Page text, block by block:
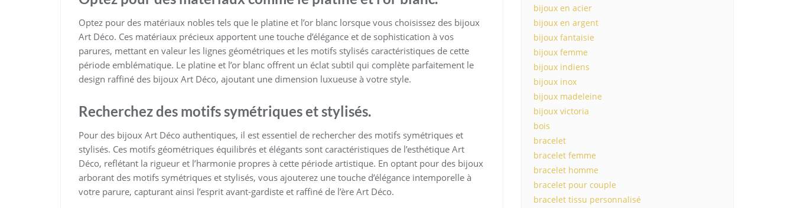
Optez pour des matériaux nobles tels que le platine et l’or blanc lorsque vous choisissez des bijoux
Art Déco. Ces matériaux précieux apportent une touche d’élégance et de sophistication à vos
parures, mettant en valeur les lignes géométriques et les motifs stylisés caractéristiques de cette
période emblématique. Le platine et l’or blanc offrent un éclat subtil qui complète parfaitement le
design raffiné des bijoux Art Déco, ajoutant une dimension luxueuse à votre style.
Recherchez des motifs symétriques et stylisés.
Pour des bijoux Art Déco authentiques, il est essentiel de rechercher des motifs symétriques et
stylisés. Ces motifs géométriques équilibrés et élégants sont caractéristiques de l’esthétique Art
Déco, reflétant la rigueur et l’harmonie propres à cette période artistique. En optant pour des bijoux
arborant des motifs symétriques et stylisés, vous ajouterez une touche d’élégance intemporelle à
votre parure, capturant ainsi l’esprit avant-gardiste et raffiné de l’ère Art Déco.
bijoux en acier
bijoux en argent
bijoux fantaisie
bijoux femme
bijoux indiens
bijoux inox
bijoux madeleine
bijoux victoria
bois
bracelet
bracelet femme
bracelet homme
bracelet pour couple
bracelet tissu personnalisé